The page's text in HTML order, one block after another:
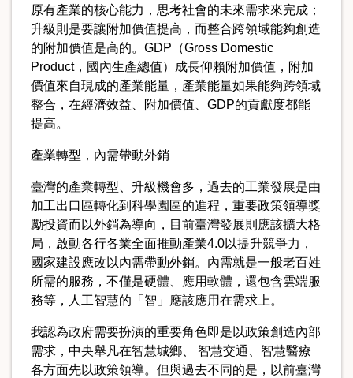
原有產業的核心能力，思考社會的未來需求來完成；
升級則是要讓附加價值提高，而整合跨領域能夠創造
的附加價值是高的。GDP（Gross Domestic
Product，國內生產總值）成長仰賴附加價值，附加
價值來自現成的產業能量，產業能量如果能夠跨領域
整合，在經濟效益、附加價值、GDP的貢獻度都能
提高。
產業轉型，內需帶動外銷
臺灣的產業轉型、升級機會多，過去的工業發展是由
加工出口區轉化到科學園區的進程，重要政策領導獎
勵投資而以外銷為導向，目前臺灣發展則應該擴大格
局，啟動各行各業全面推動產業4.0以提升競爭力，
國家建設應改以內需帶動外銷。內需就是一般老百姓
所需的服務，不僅是硬體、應用軟體，還包含雲端服
務等，人工智慧的「智」應該應用在需求上。
我認為政府需要扮演的重要角色即是以政策創造內部
需求，中央舉凡在智慧城鄉、 智慧交通、智慧醫療
各方面先以政策領導。但與過去不同的是，以前臺灣